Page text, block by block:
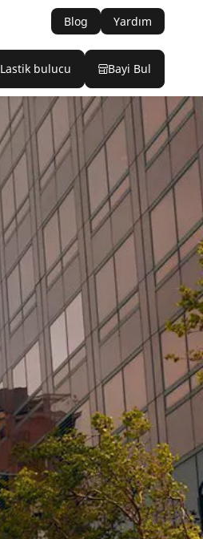
Blog Yardım
Lastik bulucu Bayi Bul